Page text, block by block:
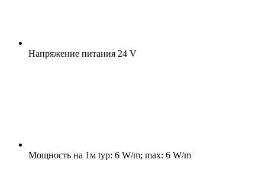
Напряжение питания 24 V
Мощность на 1м typ: 6 W/m; max: 6 W/m